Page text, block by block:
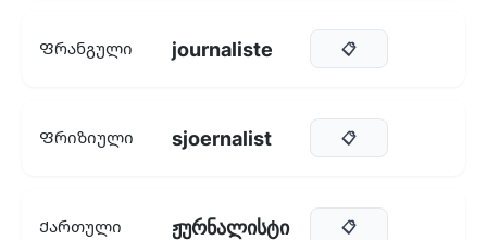
Ფრანგული journaliste 📋
Ფრიზიული sjoernalist 📋
Ქართული ჟურნალისტი 📋